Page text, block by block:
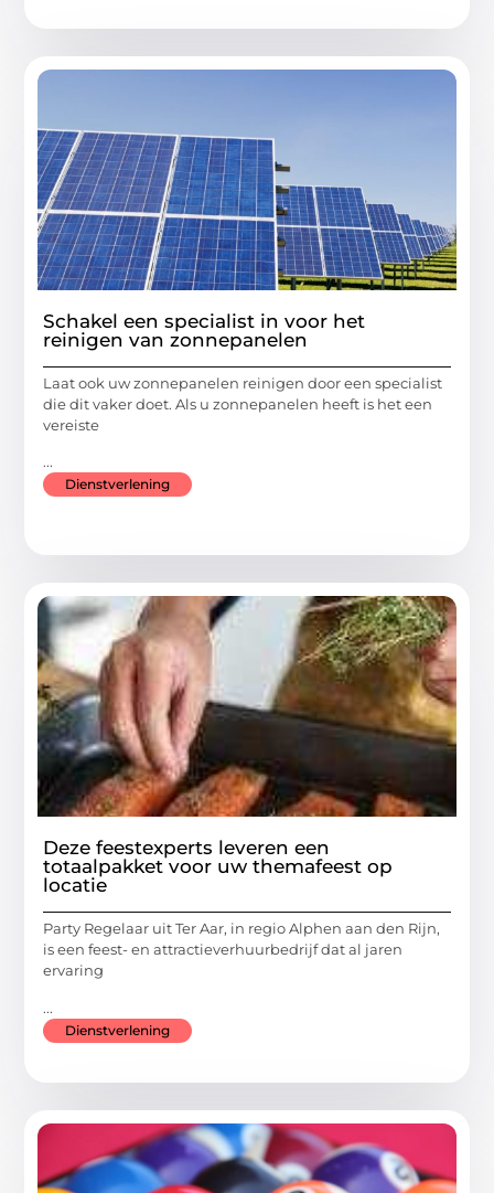
Schakel een specialist in voor het
reinigen van zonnepanelen
Laat ook uw zonnepanelen reinigen door een specialist
die dit vaker doet. Als u zonnepanelen heeft is het een
vereiste
...
Dienstverlening
Deze feestexperts leveren een
totaalpakket voor uw themafeest op
locatie
Party Regelaar uit Ter Aar, in regio Alphen aan den Rijn,
is een feest- en attractieverhuurbedrijf dat al jaren
ervaring
...
Dienstverlening